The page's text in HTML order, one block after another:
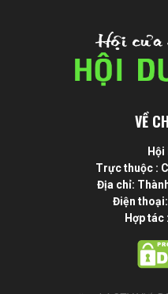
VỀ
Trực thuộc :
Địa chỉ:
Điện
Hợp tác :